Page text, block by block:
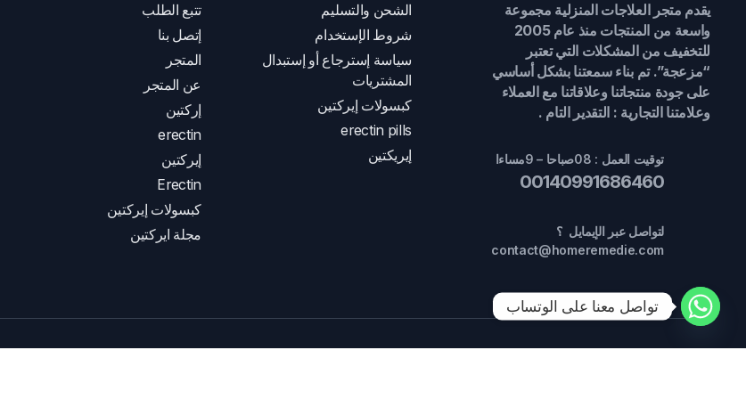
يقدم متجر العلاجات المنزلية مجموعة
واسعة من المنتجات منذ عام 2005
للتخفيف من المشكلات التي تعتبر
“مزعجة”. تم بناء سمعتنا بشكل أساسي
على جودة منتجاتنا وعلاقاتنا مع العملاء
وعلامتنا التجارية : التقدير التام .
توقيت العمل : 08صباحا – 9مساءا
00140991686460
لتواصل عبر الإيمايل ؟
contact@homeremedie.com
الشحن والتسليم
شروط الإستخدام
سياسة إسترجاع أو إستبدال
المشتريات
كبسولات إيركتين
erectin pills
إيريكتين
تتبع الطلب
إتصل بنا
المتجر
عن المتجر
إركتين
erectin
إيركتين
Erectin
كبسولات إيركتين
مجلة ايركتين
تواصل معنا على الوتساب